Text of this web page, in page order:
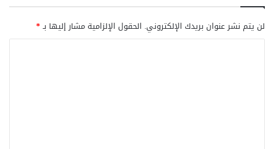
لن يتم نشر عنوان بريدك الإلكتروني. الحقول الإلزامية مشار إليها بـ*